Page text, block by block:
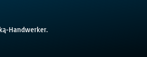
Handwerker.